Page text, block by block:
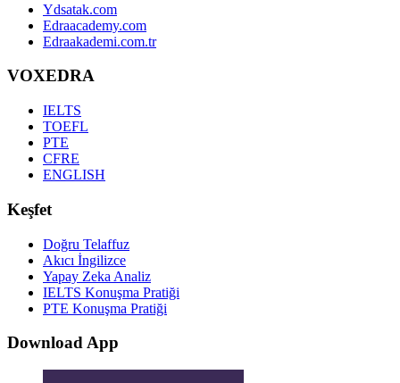
Ydsatak.com
Edraacademy.com
Edraakademi.com.tr
VOXEDRA
IELTS
TOEFL
PTE
CFRE
ENGLISH
Keşfet
Doğru Telaffuz
Akıcı İngilizce
Yapay Zeka Analiz
IELTS Konuşma Pratiği
PTE Konuşma Pratiği
Download App